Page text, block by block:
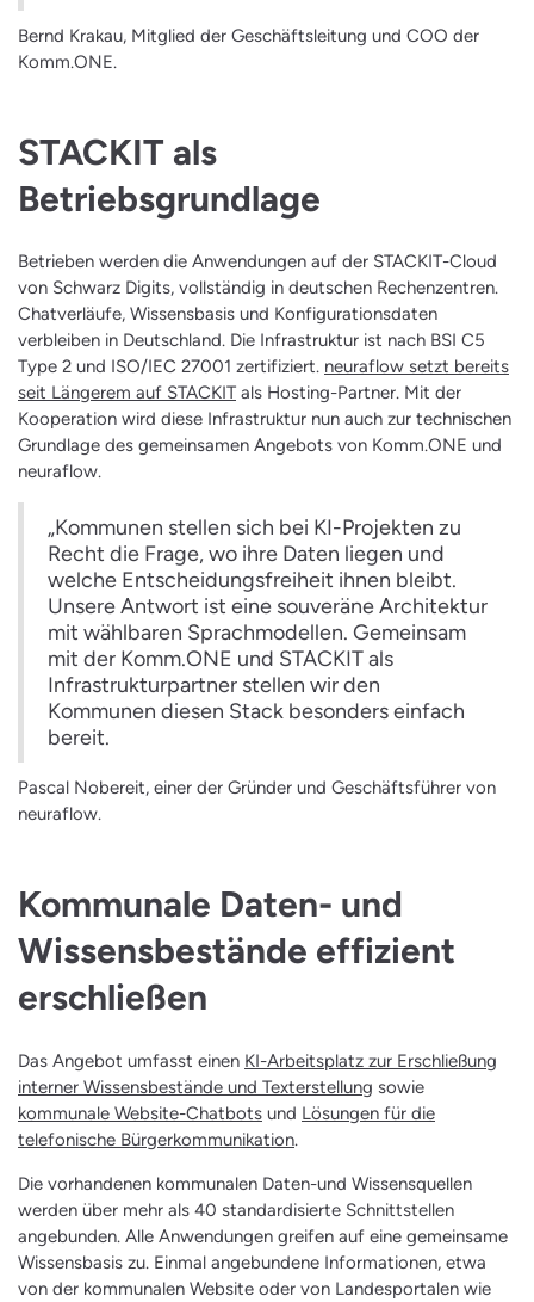
Bernd Krakau, Mitglied der Geschäftsleitung und COO der
Komm.ONE.
STACKIT als
Betriebsgrundlage
Betrieben werden die Anwendungen auf der STACKIT-Cloud
von Schwarz Digits, vollständig in deutschen Rechenzentren.
Chatverläufe, Wissensbasis und Konfigurationsdaten
verbleiben in Deutschland. Die Infrastruktur ist nach BSI C5
Type 2 und ISO/IEC 27001 zertifiziert. neuraflow setzt bereits
seit Längerem auf STACKIT als Hosting-Partner. Mit der
Kooperation wird diese Infrastruktur nun auch zur technischen
Grundlage des gemeinsamen Angebots von Komm.ONE und
neuraflow.
„Kommunen stellen sich bei KI-Projekten zu
Recht die Frage, wo ihre Daten liegen und
welche Entscheidungsfreiheit ihnen bleibt.
Unsere Antwort ist eine souveräne Architektur
mit wählbaren Sprachmodellen. Gemeinsam
mit der Komm.ONE und STACKIT als
Infrastrukturpartner stellen wir den
Kommunen diesen Stack besonders einfach
bereit.
Pascal Nobereit, einer der Gründer und Geschäftsführer von
neuraflow.
Kommunale Daten- und
Wissensbestände effizient
erschließen
Das Angebot umfasst einen KI-Arbeitsplatz zur Erschließung
interner Wissensbestände und Texterstellung sowie
kommunale Website-Chatbots und Lösungen für die
telefonische Bürgerkommunikation.
Die vorhandenen kommunalen Daten-und Wissensquellen
werden über mehr als 40 standardisierte Schnittstellen
angebunden. Alle Anwendungen greifen auf eine gemeinsame
Wissensbasis zu. Einmal angebundene Informationen, etwa
von der kommunalen Website oder von Landesportalen wie